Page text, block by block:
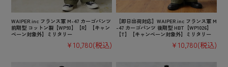
WAIPER.inc フランス軍 M-47 カーゴパンツ
前期型 コットン製【WP93】【R】【キャン
ペーン対象外】ミリタリー
¥10,780(税込)
【即日出荷対応】WAIPER.inc フランス軍 M
-47 カーゴパンツ 後期型 HBT【WP1026】
【T】【キャンペーン対象外】ミリタリー
¥10,780(税込)